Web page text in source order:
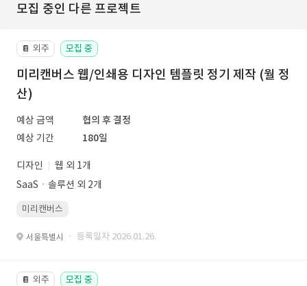
모집 중인 다른 프로젝트
📔 외주 모집 중
미리캔버스 웹/인쇄용 디자인 템플릿 정기 제작 (월 정
산)
예상 금액
협의 후 결정
예상 기간
180일
디자인
웹 외 1개
SaaSㆍ솔루션 외 2개
미리캔버스
서울특별시 · 등록일자 2026.01.26.
📔 외주 모집 중